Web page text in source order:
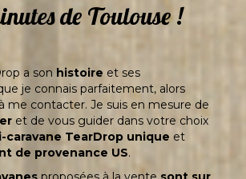
de Toulouse !
a son histoire et ses
je connais parfaitement, alors
me contacter. Je suis en mesure de
et de vous guider dans votre choix
caravane TearDrop unique et
de provenance US.